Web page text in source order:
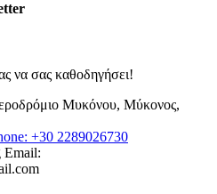
να σας καθοδηγήσει!
Μυκόνου, Μύκονος,
+30 2289026730
Email: